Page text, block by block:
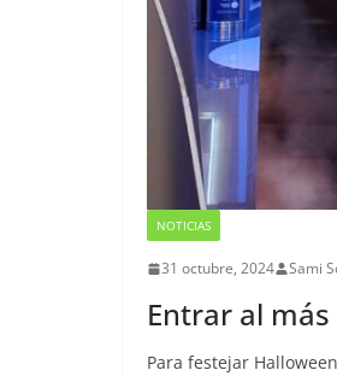
NOTICIAS
31 octubre, 2024 Sami
Entrar al
Para festejar